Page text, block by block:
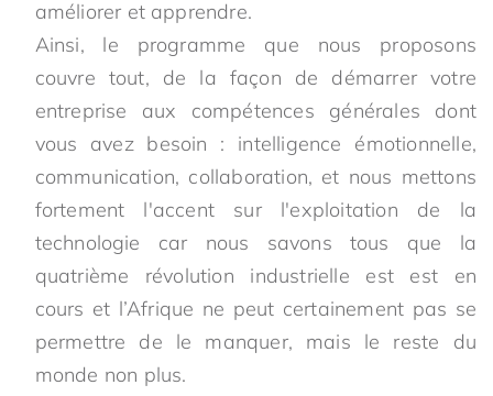
améliorer et apprendre.
Ainsi, le programme que nous proposons
couvre tout, de la façon de démarrer votre
entreprise aux compétences générales dont
vous avez besoin : intelligence émotionnelle,
communication, collaboration, et nous mettons
fortement l'accent sur l'exploitation de la
technologie car nous savons tous que la
quatrième révolution industrielle est est en
cours et l’Afrique ne peut certainement pas se
permettre de le manquer, mais le reste du
monde non plus.